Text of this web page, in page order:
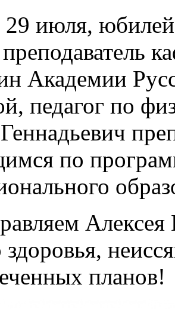
29 июля,
Академии
педагог по
по
Алексея
здоровья,
планов!